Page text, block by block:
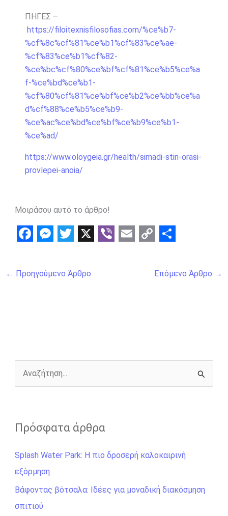
ΠΗΓΕΣ –
https://filoitexnisfilosofias.com/%ce%b7-
%cf%8c%cf%81%ce%b1%cf%83%ce%ae-
%cf%83%ce%b1%cf%82-
%ce%bc%cf%80%ce%bf%cf%81%ce%b5%ce%a
f-%ce%bd%ce%b1-
%cf%80%cf%81%ce%bf%ce%b2%ce%bb%ce%a
d%cf%88%ce%b5%ce%b9-
%ce%ac%ce%bd%ce%bf%ce%b9%ce%b1-
%ce%ad/
https://www.oloygeia.gr/health/simadi-stin-orasi-
provlepei-anoia/
Μοιράσου αυτό το άρθρο!
a
c
k
s
e
r
w
i
k
h
a
← Προηγούμενο Άρθρο Επόμενο Άρθρο →
ζ
τ
η
σ
η
Πρόσφατα άρθρα
Splash Water Park: Η πιο δροσερή καλοκαιρινή
εξόρμηση
Βάφοντας βότσαλα: Ιδέες για μοναδική διακόσμηση
σπιτιού